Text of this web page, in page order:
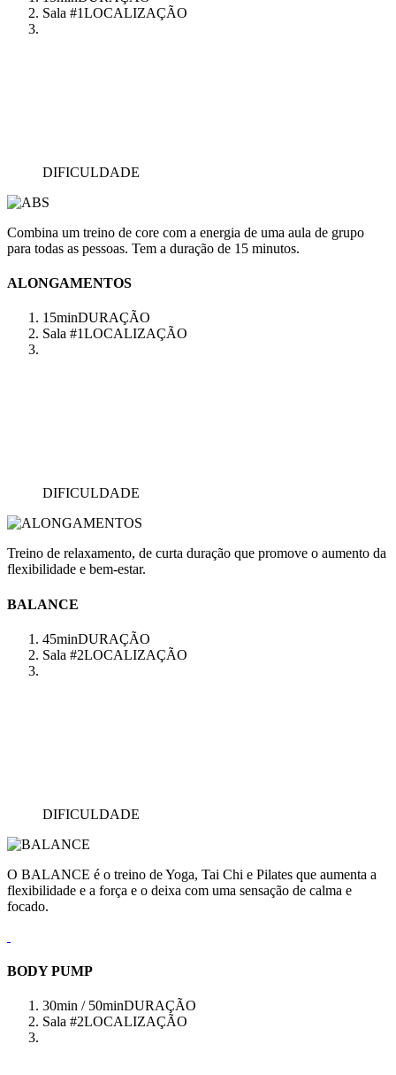
Sala #1LOCALIZAÇÃO
DIFICULDADE
Combina um treino de core com a energia de uma aula de grupo
para todas as pessoas. Tem a duração de 15 minutos.
ALONGAMENTOS
15minDURAÇÃO
Sala #1LOCALIZAÇÃO
DIFICULDADE
Treino de relaxamento, de curta duração que promove o aumento da
flexibilidade e bem-estar.
BALANCE
45minDURAÇÃO
Sala #2LOCALIZAÇÃO
DIFICULDADE
O BALANCE é o treino de Yoga, Tai Chi e Pilates que aumenta a
flexibilidade e a força e o deixa com uma sensação de calma e
focado.
BODY PUMP
30min / 50minDURAÇÃO
Sala #2LOCALIZAÇÃO